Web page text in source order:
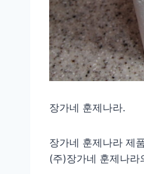
장가네 훈제나라.
장가네 훈제나라 제
(주)장가네 훈제나라